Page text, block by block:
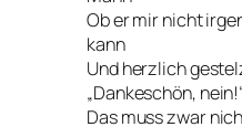
Ob er mir nicht
kann
Und herzlich
„Dankeschön,
Dasmusszwar